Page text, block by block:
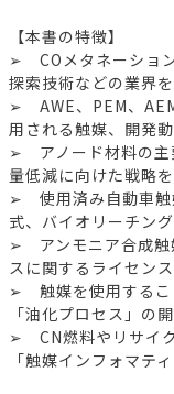
【本書の特徴】
➢ COメタネーショ
探索技術などの業界を
➢ AWE、PEM、
用される触媒、開発動
➢ アノード材料の主
量低減に向けた戦略を
➢ 使用済み自動車触
式、バイオリーチン
➢ アンモニア合成触
スに関するライセンス
➢ 触媒を使用するこ
「油化プロセス」の
➢ CN燃料やリサイ
「触媒インフォマテ